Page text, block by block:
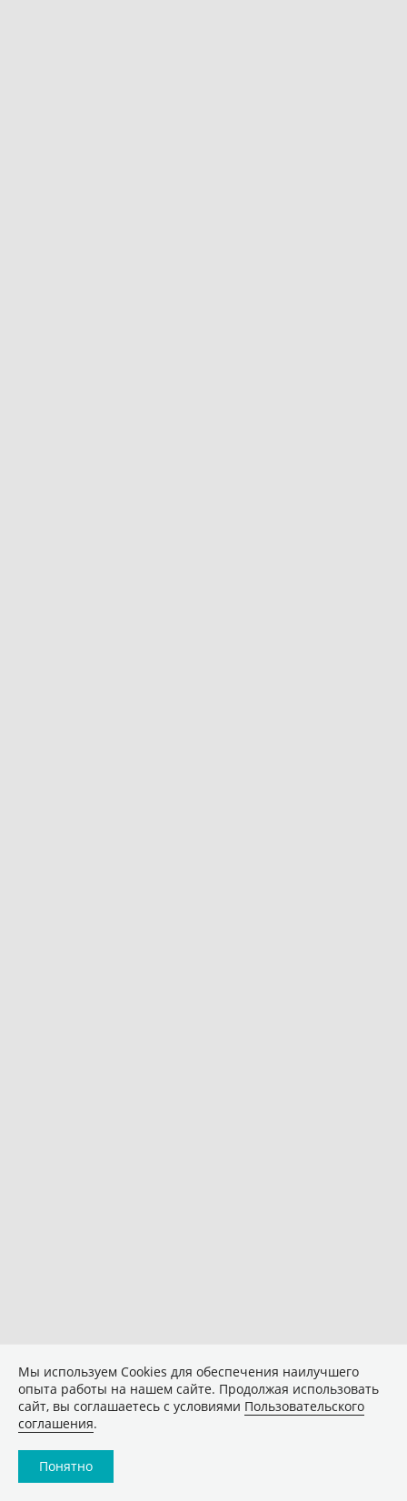
Мы используем Сookies для обеспечения наилучшего
опыта работы на нашем сайте. Продолжая использовать
сайт, вы соглашаетесь с условиями Пользовательского
соглашения.
Понятно